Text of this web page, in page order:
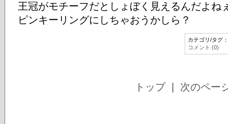
王冠がモチーフだとしょぼく見えるんだよね
ピンキーリングにしちゃおうかしら？
カテゴリ/タグ：
コメント (0)
トップ | 次のペー